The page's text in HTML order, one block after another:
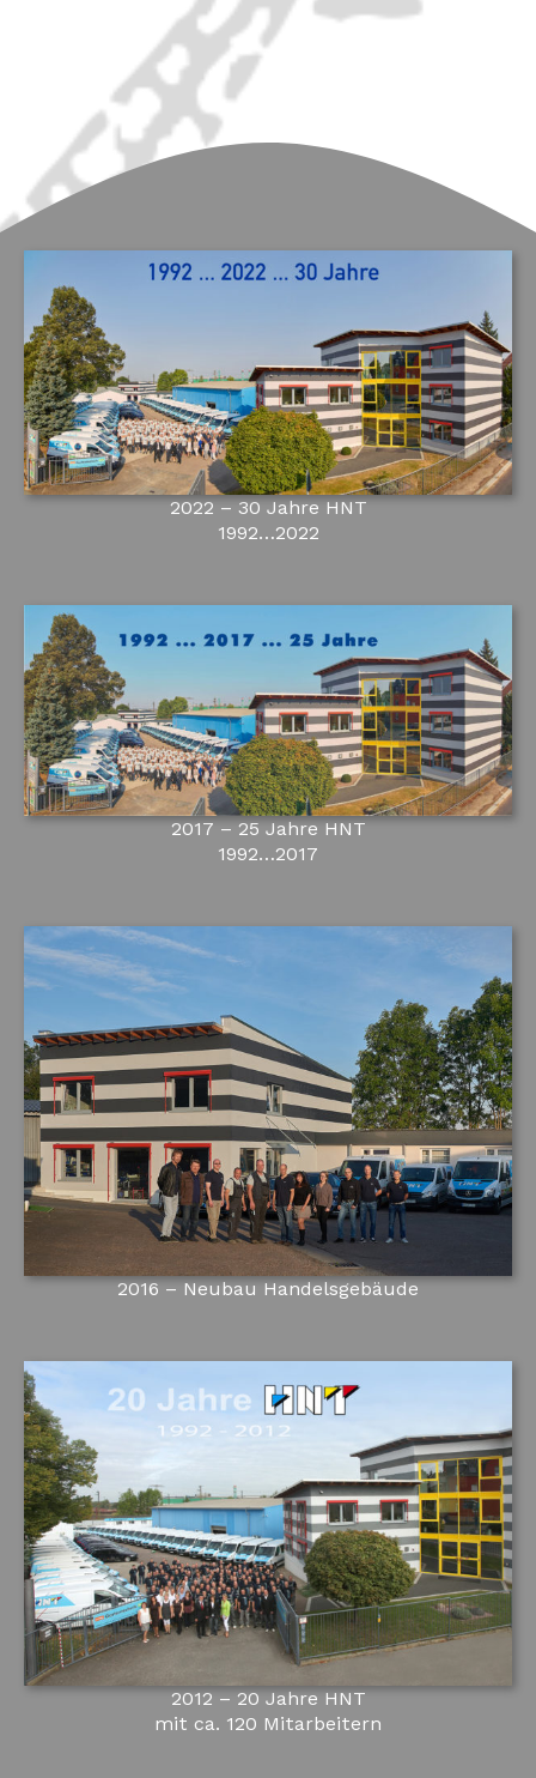
2022 – 30 Jahre HNT
1992…2022
2017 – 25 Jahre HNT
1992…2017
2016 – Neubau Handelsgebäude
2012 – 20 Jahre HNT
mit ca. 120 Mitarbeitern